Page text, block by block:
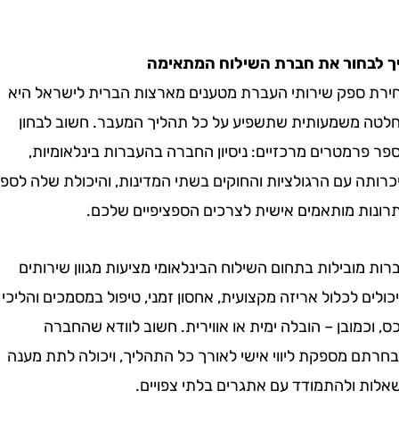
את חברת השילוח המתאימה
שירותי העברת מטענים מארצות הברית לישראל היא
שתשפיע על כל תהליך המעבר. חשוב לבחון
מרכזיים: ניסיון החברה בהעברות בינלאומיות,
עם הרגולציות והחוקים בשתי המדינות, והיכולת שלה לספק
מותאמים אישית לצרכים הספציפיים שלכם.
בתחום השילוח הבינלאומי מציעות מגוון שירותים
לכלול אריזה מקצועית, אחסון זמני, טיפול במסמכים והליכי
– הובלה ימית או אווירית. חשוב לוודא שהחברה
מספקת ליווי אישי לאורך כל התהליך, ויכולה לתת מענה
ולהתמודד עם אתגרים בלתי צפויים.